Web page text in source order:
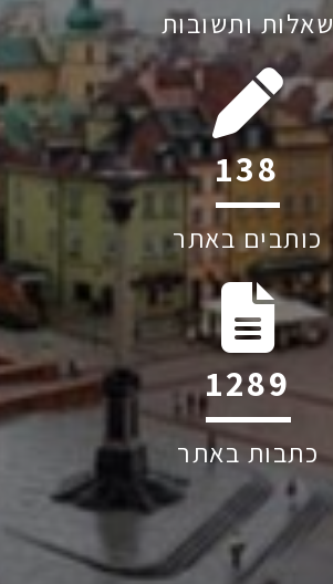
שאלות ותשובות
186
כותבים באתר
1733
כתבות באתר